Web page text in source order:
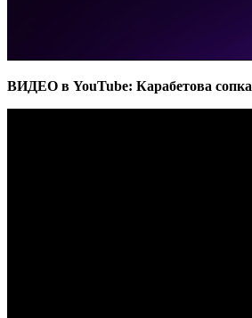
ВИДЕО в YouTube: Карабетова сопка